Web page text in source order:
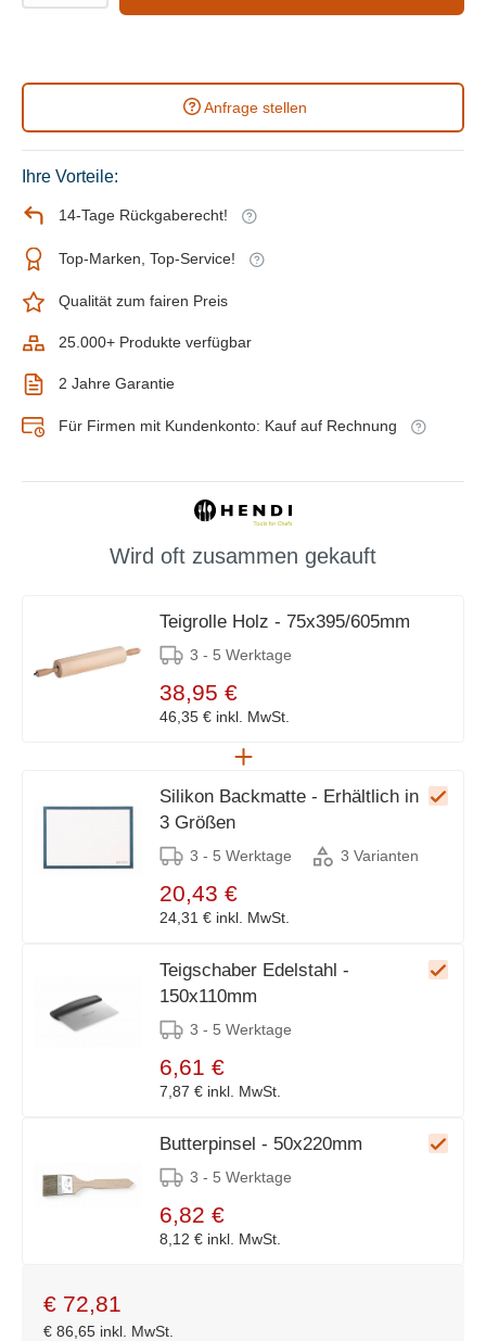
Anfrage stellen
Ihre Vorteile:
14-Tage Rückgaberecht!
Top-Marken, Top-Service!
Qualität zum fairen Preis
25.000+ Produkte verfügbar
2 Jahre Garantie
Für Firmen mit Kundenkonto: Kauf auf Rechnung
Wird oft zusammen gekauft
Teigrolle Holz - 75x395/605mm
3 - 5 Werktage
38,95 €
46,35 € inkl. MwSt.
Silikon Backmatte - Erhältlich in
3 Größen
3 - 5 Werktage 3 Varianten
20,43 €
24,31 € inkl. MwSt.
Teigschaber Edelstahl -
150x110mm
3 - 5 Werktage
6,61 €
7,87 € inkl. MwSt.
Butterpinsel - 50x220mm
3 - 5 Werktage
6,82 €
8,12 € inkl. MwSt.
€ 72,81
€ 86,65 inkl. MwSt.